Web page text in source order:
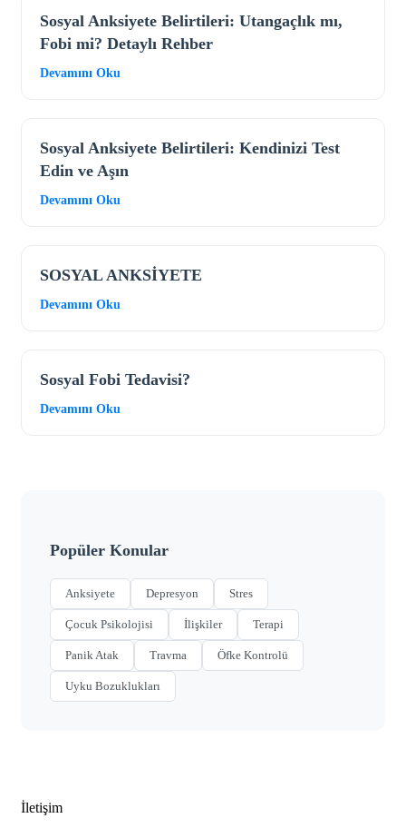
Sosyal Anksiyete Belirtileri: Utangaçlık mı,
Fobi mi? Detaylı Rehber
Devamını Oku
Sosyal Anksiyete Belirtileri: Kendinizi Test
Edin ve Aşın
Devamını Oku
SOSYAL ANKSİYETE
Devamını Oku
Sosyal Fobi Tedavisi?
Devamını Oku
Popüler Konular
Anksiyete Depresyon Stres
Çocuk Psikolojisi İlişkiler Terapi
Panik Atak Travma Öfke Kontrolü
Uyku Bozuklukları
İletişim